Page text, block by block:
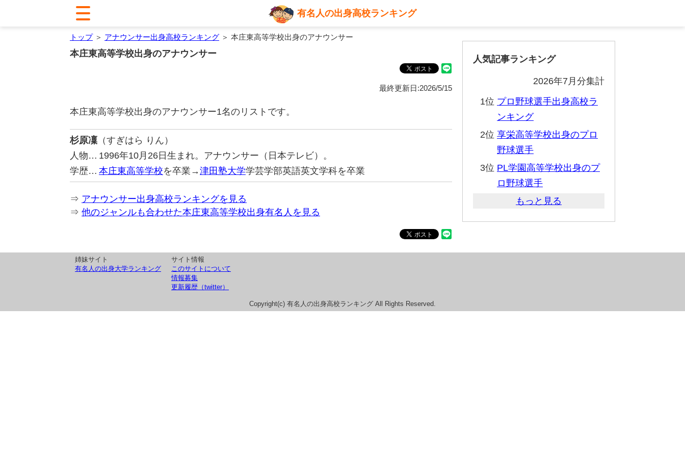
有名人の出身高校ランキング
トップ＞ アナウンサー出身高校ランキング ＞ 本庄東高等学校出身のアナウンサー
本庄東高等学校出身のアナウンサー
最終更新日:2026/5/15
本庄東高等学校出身のアナウンサー1名のリストです。
杉原凜 （すぎはら りん）
人物… 1996年10月26日生まれ。アナウンサー（日本テレビ）。
学歴… 本庄東高等学校を卒業→津田塾大学学芸学部英語英文学科を卒業
⇒ アナウンサー出身高校ランキングを見る
⇒ 他のジャンルも合わせた本庄東高等学校出身有名人を見る
人気記事ランキング
2026年7月分集計
1位 プロ野球選手出身高校ラ
ンキング
2位 享栄高等学校出身のプロ
野球選手
3位 PL学園高等学校出身のプ
ロ野球選手
もっと見る
姉妹サイト
有名人の出身大学ランキング
サイト情報
このサイトについて
情報募集
更新履歴（twitter）
Copyright(c) 有名人の出身高校ランキング All Rights Reserved.